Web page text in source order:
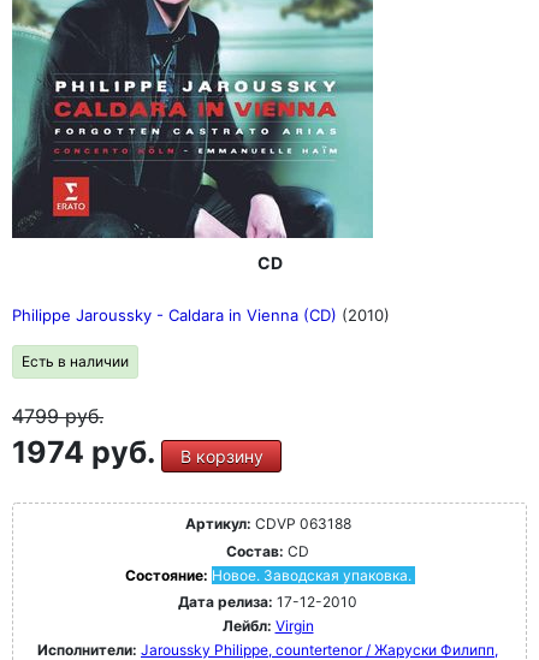
CD
Philippe Jaroussky - Caldara in Vienna (CD) (2010)
Есть в наличии
4799руб.
1974 руб. В корзину
Артикул: CDVP 063188
Состав: CD
Состояние: Новое. Заводская упаковка.
Дата релиза: 17-12-2010
Лейбл: Virgin
Исполнители: Jaroussky Philippe, countertenor / Жаруски Филипп,